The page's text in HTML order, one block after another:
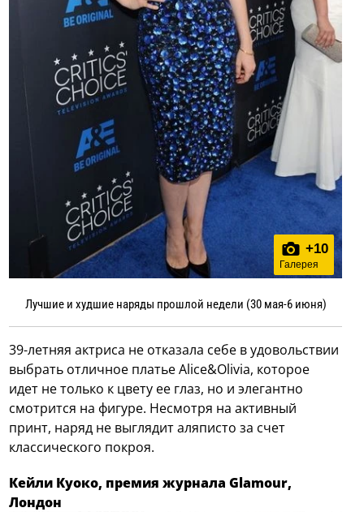
+10
Галерея
Лучшие и худшие наряды прошлой недели (30 мая-6 июня)
39-летняя актриса не отказала себе в удовольствии
выбрать отличное платье Alice&Olivia, которое
идет не только к цвету ее глаз, но и элегантно
смотрится на фигуре. Несмотря на активный
принт, наряд не выглядит аляписто за счет
классического покроя.
Кейли Куоко, премия журнала Glamour,
Лондон